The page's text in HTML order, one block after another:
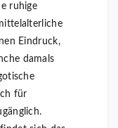
ruhige
Eindruck,
damals
für